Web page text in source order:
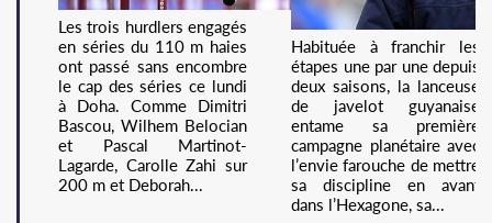
Les trois hurdlers engagés
en séries du 110 m haies
ont passé sans encombre
le cap des séries ce lundi
à Doha. Comme Dimitri
Bascou, Wilhem Belocian
et Pascal Martinot-
Lagarde, Carolle Zahi sur
200 m et Deborah...
Habituée à franchir les
étapes une par une depuis
deux saisons, la lanceuse
de javelot guyanaise
entame sa première
campagne planétaire avec
l’envie farouche de mettre
sa discipline en avant
dans l’Hexagone, sa...